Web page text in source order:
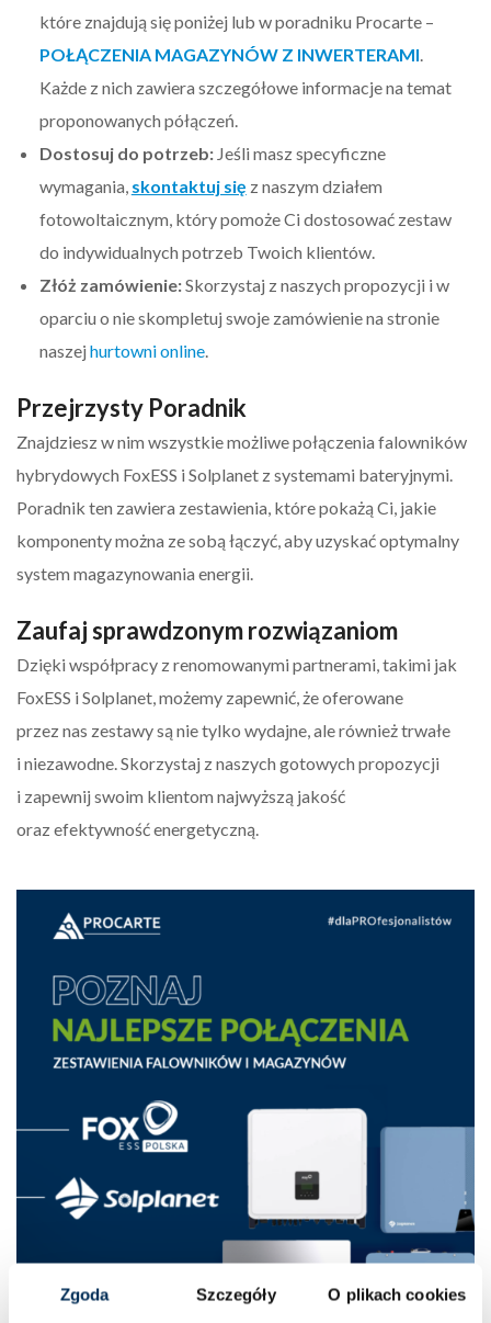
Zgoda Szczegóły O plikach cookies
które znajdują się poniżej lub w poradniku Procarte –
POŁĄCZENIA MAGAZYNÓW Z INWERTERAMI
Każde z nich zawiera szczegółowe informacje na temat
proponowanych półączeń.
Dostosuj do potrzeb:Jeśli masz specyficzne
wymagania, skontaktuj się z naszym działem
fotowoltaicznym, który pomoże Ci dostosować zestaw
do indywidualnych potrzeb Twoich klientów.
Złóż zamówienie:Skorzystaj z naszych propozycji i w
oparciu o nie skompletuj swoje zamówienie na stronie
naszej hurtowni online.
Przejrzysty Poradnik
Znajdziesz w nim wszystkie możliwe połączenia falowników
hybrydowych FoxESS i Solplanet z systemami bateryjnymi.
Poradnik ten zawiera zestawienia, które pokażą Ci, jakie
komponenty można ze sobą łączyć, aby uzyskać optymalny
system magazynowania energii.
Zaufaj sprawdzonym rozwiązaniom
Dzięki współpracy z renomowanymi partnerami, takimi jak
FoxESS i Solplanet, możemy zapewnić, że oferowane
przez nas zestawy są nie tylko wydajne, ale również trwałe
i niezawodne. Skorzystaj z naszych gotowych propozycji
i zapewnij swoim klientom najwyższą jakość
oraz efektywność energetyczną.